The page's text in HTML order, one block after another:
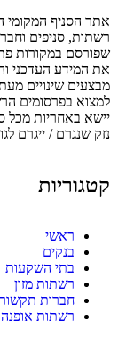
אתר הסניף
רשתות, סניפים
שפורסם במקורות
את המידע העדכני
מבצעים שינויים
למצוא בפרסומים
יישא באחריות מכל
נזק שנגרם / ייגרם
קטגוריות
ראשי
בנקים
בתי השקעות
רשתות מזון
חברות
רשתות אופנה